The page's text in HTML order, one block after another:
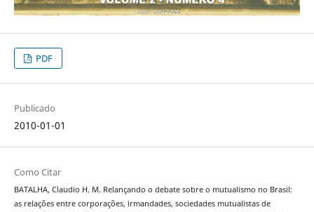
PDF
Publicado
2010-01-01
Como Citar
BATALHA, Claudio H. M. Relançando o debate sobre o mutualismo no Brasil:
as relações entre corporações, irmandades, sociedades mutualistas de